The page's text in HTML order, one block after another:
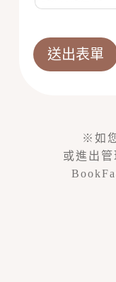
送出表單
※如
或進出